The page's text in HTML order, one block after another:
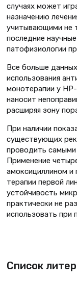
случаях может
назначению
учитывающими не
последние
патофизиологии
Все больше
использования
монотерапии у
наносит
расширяя зону
При наличии
существующих
проводить
Применение
амоксициллином и
терапии первой
устойчивость
практически не
использовать при
Список